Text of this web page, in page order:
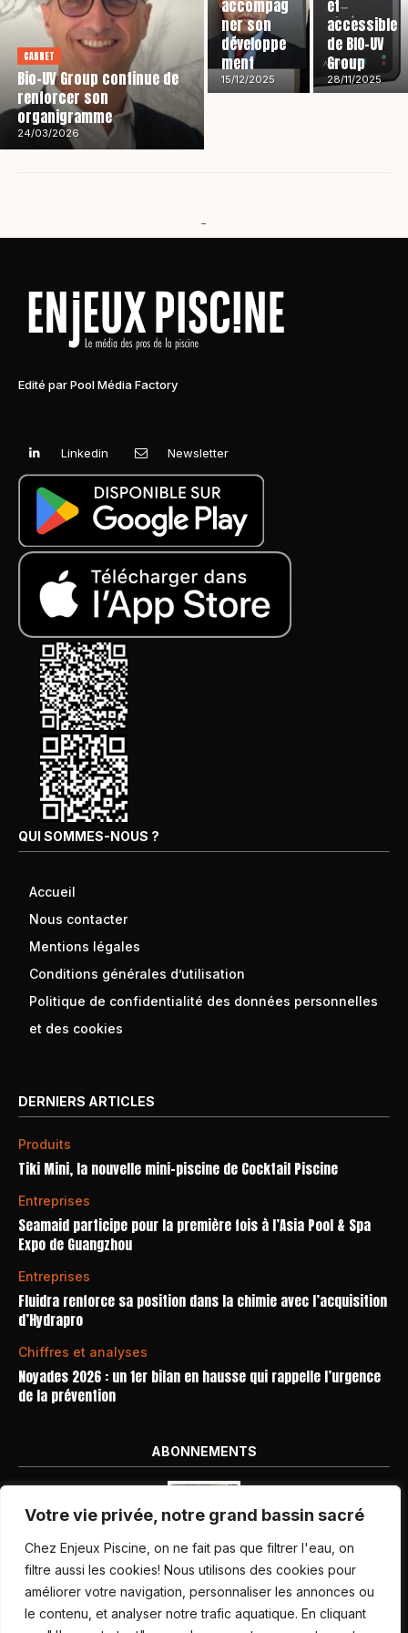
Votre vie privée, notre grand bassin sacré
Chez Enjeux Piscine, on ne fait pas que filtrer l'eau, on
filtre aussi les cookies! Nous utilisons des cookies pour
améliorer votre navigation, personnaliser les annonces ou
le contenu, et analyser notre trafic aquatique. En cliquant
CARNET
Bio-UV Group continue de
renforcer son
organigramme
24/03/2026
accompag
ner son
développe
ment
15/12/2025
et
accessible
de BIO-UV
Group
28/11/2025
-
Edité par Pool Média Factory
Linkedin Newsletter
QUI SOMMES-NOUS ?
Accueil
Nous contacter
Mentions légales
Conditions générales d’utilisation
Politique de confidentialité des données personnelles
et des cookies
DERNIERS ARTICLES
Produits
Tiki Mini, la nouvelle mini-piscine de Cocktail Piscine
Entreprises
Seamaid participe pour la première fois à l’Asia Pool & Spa
Expo de Guangzhou
Entreprises
Fluidra renforce sa position dans la chimie avec l’acquisition
d’Hydrapro
Chiffres et analyses
Noyades 2026 : un 1er bilan en hausse qui rappelle l’urgence
de la prévention
ABONNEMENTS
Nos dernières parutions